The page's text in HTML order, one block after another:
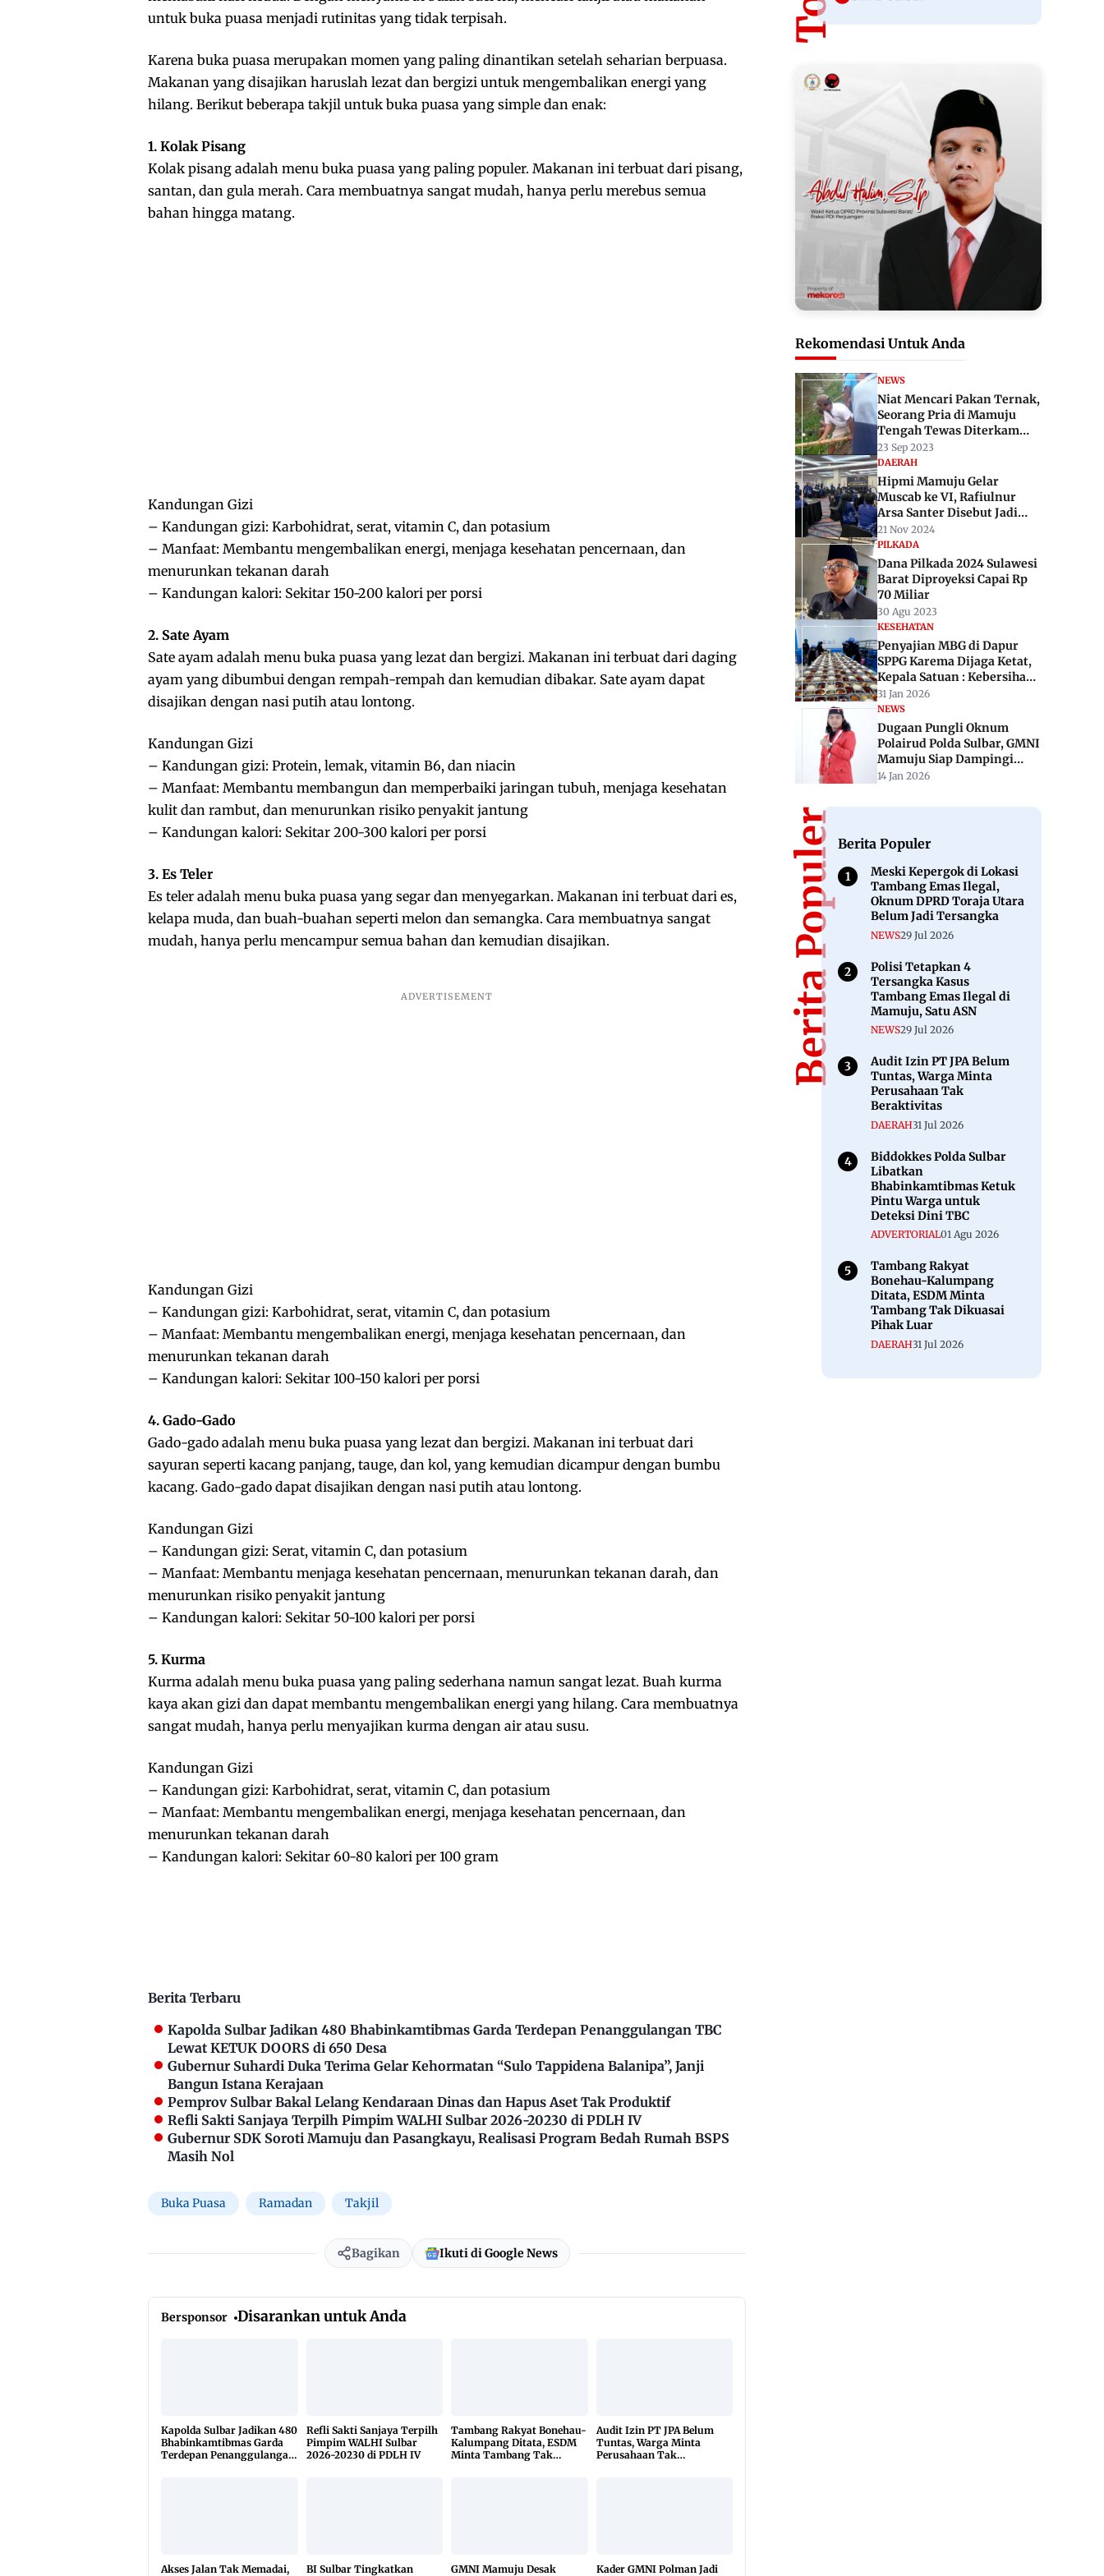
untuk buka puasa menjadi rutinitas yang tidak terpisah.
Karena buka puasa merupakan momen yang paling dinantikan setelah seharian berpuasa.
Makanan yang disajikan haruslah lezat dan bergizi untuk mengembalikan energi yang
hilang. Berikut beberapa takjil untuk buka puasa yang simple dan enak:
1. Kolak Pisang
Kolak pisang adalah menu buka puasa yang paling populer. Makanan ini terbuat dari pisang,
santan, dan gula merah. Cara membuatnya sangat mudah, hanya perlu merebus semua
bahan hingga matang.
Kandungan Gizi
– Kandungan gizi: Karbohidrat, serat, vitamin C, dan potasium
– Manfaat: Membantu mengembalikan energi, menjaga kesehatan pencernaan, dan
menurunkan tekanan darah
– Kandungan kalori: Sekitar 150-200 kalori per porsi
2. Sate Ayam
Sate ayam adalah menu buka puasa yang lezat dan bergizi. Makanan ini terbuat dari daging
ayam yang dibumbui dengan rempah-rempah dan kemudian dibakar. Sate ayam dapat
disajikan dengan nasi putih atau lontong.
Kandungan Gizi
– Kandungan gizi: Protein, lemak, vitamin B6, dan niacin
– Manfaat: Membantu membangun dan memperbaiki jaringan tubuh, menjaga kesehatan
kulit dan rambut, dan menurunkan risiko penyakit jantung
– Kandungan kalori: Sekitar 200-300 kalori per porsi
3. Es Teler
Es teler adalah menu buka puasa yang segar dan menyegarkan. Makanan ini terbuat dari es,
kelapa muda, dan buah-buahan seperti melon dan semangka. Cara membuatnya sangat
mudah, hanya perlu mencampur semua bahan dan kemudian disajikan.
Kandungan Gizi
– Kandungan gizi: Karbohidrat, serat, vitamin C, dan potasium
– Manfaat: Membantu mengembalikan energi, menjaga kesehatan pencernaan, dan
menurunkan tekanan darah
– Kandungan kalori: Sekitar 100-150 kalori per porsi
4. Gado-Gado
Gado-gado adalah menu buka puasa yang lezat dan bergizi. Makanan ini terbuat dari
sayuran seperti kacang panjang, tauge, dan kol, yang kemudian dicampur dengan bumbu
kacang. Gado-gado dapat disajikan dengan nasi putih atau lontong.
Kandungan Gizi
– Kandungan gizi: Serat, vitamin C, dan potasium
– Manfaat: Membantu menjaga kesehatan pencernaan, menurunkan tekanan darah, dan
menurunkan risiko penyakit jantung
– Kandungan kalori: Sekitar 50-100 kalori per porsi
5. Kurma
Kurma adalah menu buka puasa yang paling sederhana namun sangat lezat. Buah kurma
kaya akan gizi dan dapat membantu mengembalikan energi yang hilang. Cara membuatnya
sangat mudah, hanya perlu menyajikan kurma dengan air atau susu.
Kandungan Gizi
– Kandungan gizi: Karbohidrat, serat, vitamin C, dan potasium
– Manfaat: Membantu mengembalikan energi, menjaga kesehatan pencernaan, dan
menurunkan tekanan darah
– Kandungan kalori: Sekitar 60-80 kalori per 100 gram
Berita Terbaru
Kapolda Sulbar Jadikan 480 Bhabinkamtibmas Garda Terdepan Penanggulangan TBC
Lewat KETUK DOORS di 650 Desa
Gubernur Suhardi Duka Terima Gelar Kehormatan “Sulo Tappidena Balanipa”, Janji
Bangun Istana Kerajaan
Pemprov Sulbar Bakal Lelang Kendaraan Dinas dan Hapus Aset Tak Produktif
Refli Sakti Sanjaya Terpilh Pimpim WALHI Sulbar 2026-20230 di PDLH IV
Gubernur SDK Soroti Mamuju dan Pasangkayu, Realisasi Program Bedah Rumah BSPS
Masih Nol
Buka Puasa Ramadan Takjil
Bagikan Ikuti di Google News
Bersponsor Disarankan untuk Anda
Kapolda Sulbar Jadikan 480
Bhabinkamtibmas Garda
Terdepan Penanggulangan
Refli Sakti Sanjaya Terpilh
Pimpim WALHI Sulbar
2026-20230 di PDLH IV
Tambang Rakyat Bonehau-
Kalumpang Ditata, ESDM
Minta Tambang Tak
Audit Izin PT JPA Belum
Tuntas, Warga Minta
Perusahaan Tak
Akses Jalan Tak Memadai,
BI Sulbar Tingkatkan
GMNI Mamuju Desak
Kader GMNI Polman Jadi
Rekomendasi Untuk Anda
NEWS
Niat Mencari Pakan Ternak,
Seorang Pria di Mamuju
Tengah Tewas Diterkam
Buaya
23 Sep 2023
DAERAH
Hipmi Mamuju Gelar
Muscab ke VI, Rafiulnur
Arsa Santer Disebut Jadi
Ketua
21 Nov 2024
PILKADA
Dana Pilkada 2024 Sulawesi
Barat Diproyeksi Capai Rp
70 Miliar
30 Agu 2023
KESEHATAN
Penyajian MBG di Dapur
SPPG Karema Dijaga Ketat,
Kepala Satuan : Kebersihan
Tidak Bisa Ditawar
31 Jan 2026
NEWS
Dugaan Pungli Oknum
Polairud Polda Sulbar, GMNI
Mamuju Siap Dampingi
Nelayan
14 Jan 2026
Berita PopulerBerita Populer
Meski Kepergok di Lokasi
Tambang Emas Ilegal,
Oknum DPRD Toraja Utara
Belum Jadi Tersangka
NEWS29 Jul 2026
Polisi Tetapkan 4
Tersangka Kasus
Tambang Emas Ilegal di
Mamuju, Satu ASN
NEWS29 Jul 2026
Audit Izin PT JPA Belum
Tuntas, Warga Minta
Perusahaan Tak
Beraktivitas
DAERAH31 Jul 2026
Biddokkes Polda Sulbar
Libatkan
Bhabinkamtibmas Ketuk
Pintu Warga untuk
Deteksi Dini TBC
ADVERTORIAL01 Agu 2026
Tambang Rakyat
Bonehau-Kalumpang
Ditata, ESDM Minta
Tambang Tak Dikuasai
Pihak Luar
DAERAH31 Jul 2026